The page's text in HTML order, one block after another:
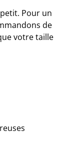
Pour un
de
votre taille